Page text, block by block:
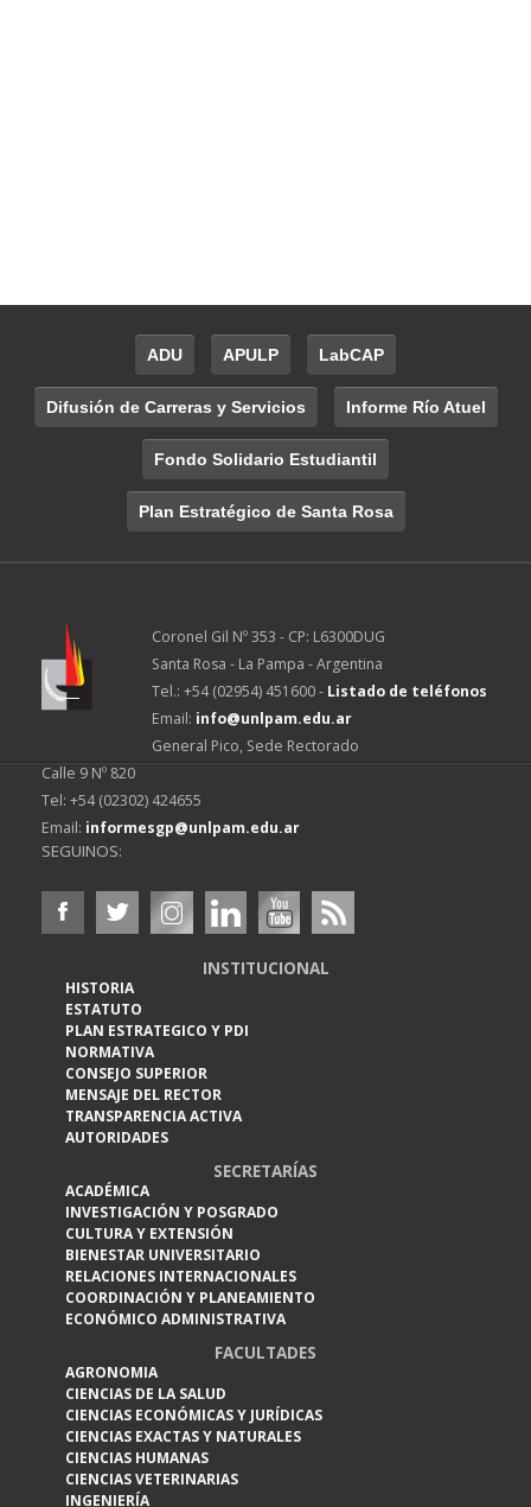
ADU APULP LabCAP
Difusión de Carreras y Servicios Informe Río Atuel
Fondo Solidario Estudiantil
Plan Estratégico de Santa Rosa
Coronel Gil Nº 353 - CP: L6300DUG
Santa Rosa - La Pampa - Argentina
Tel.: +54 (02954) 451600 - Listado de teléfonos
Email: info@unlpam.edu.ar
General Pico, Sede Rectorado
Calle 9 Nº 820
Tel: +54 (02302) 424655
Email: informesgp@unlpam.edu.ar
SEGUINOS:
INSTITUCIONAL
HISTORIA
ESTATUTO
PLAN ESTRATEGICO Y PDI
NORMATIVA
CONSEJO SUPERIOR
MENSAJE DEL RECTOR
TRANSPARENCIA ACTIVA
AUTORIDADES
SECRETARÍAS
ACADÉMICA
INVESTIGACIÓN Y POSGRADO
CULTURA Y EXTENSIÓN
BIENESTAR UNIVERSITARIO
RELACIONES INTERNACIONALES
COORDINACIÓN Y PLANEAMIENTO
ECONÓMICO ADMINISTRATIVA
FACULTADES
AGRONOMIA
CIENCIAS DE LA SALUD
CIENCIAS ECONÓMICAS Y JURÍDICAS
CIENCIAS EXACTAS Y NATURALES
CIENCIAS HUMANAS
CIENCIAS VETERINARIAS
INGENIERÍA